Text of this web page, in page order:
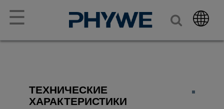
☰
ТЕХНИЧЕСКИЕ
ХАРАКТЕРИСТИКИ